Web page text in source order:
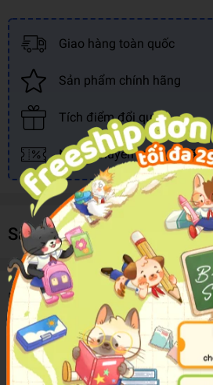
Giao hàng toàn quốc
Sản phẩm chính hãng
Tích điểm đổi quà
Nhiều khuyến mãi, ưu đãi
Sản phẩm cùng loại
Mô tả sản phẩm
Theo chân những người bạn mới
động vật qua các khung cảnh khác
sẽ thích khám phá từng mê cung